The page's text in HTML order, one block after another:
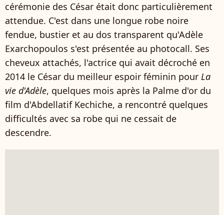
cérémonie des César était donc particulièrement
attendue. C'est dans une longue robe noire
fendue, bustier et au dos transparent qu'Adèle
Exarchopoulos s'est présentée au photocall. Ses
cheveux attachés, l'actrice qui avait décroché en
2014 le César du meilleur espoir féminin pour La
vie d'Adèle, quelques mois après la Palme d'or du
film d'Abdellatif Kechiche, a rencontré quelques
difficultés avec sa robe qui ne cessait de
descendre.